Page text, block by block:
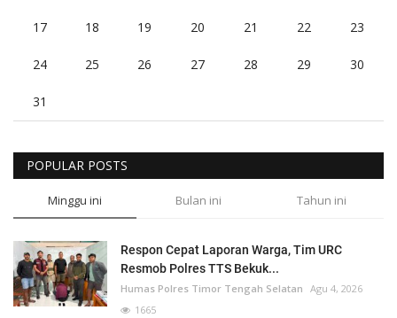
17 18 19 20 21 22 23
24 25 26 27 28 29 30
31
POPULAR POSTS
Minggu ini Bulan ini Tahun ini
Respon Cepat Laporan Warga, Tim URC
Resmob Polres TTS Bekuk...
Humas Polres Timor Tengah Selatan Agu 4, 2026
1665